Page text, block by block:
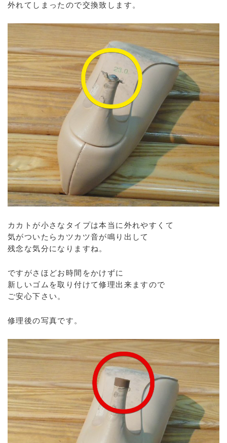
外れてしまったので交換致します。
カカトが小さなタイプは本当に外れやすくて
気がついたらカツカツ音が鳴り出して
残念な気分になりますね。
ですがさほどお時間をかけずに
新しいゴムを取り付けて修理出来ますので
ご安心下さい。
修理後の写真です。